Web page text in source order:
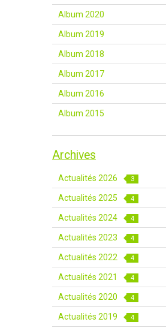
Album 2020
Album 2019
Album 2018
Album 2017
Album 2016
Album 2015
Archives
Actualités 2026 3
Actualités 2025 4
Actualités 2024 4
Actualités 2023 4
Actualités 2022 4
Actualités 2021 4
Actualités 2020 4
Actualités 2019 4